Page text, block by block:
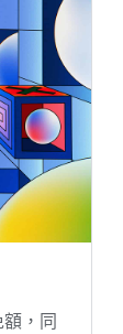
，同